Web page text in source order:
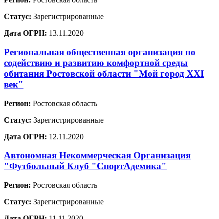
Статус: Зарегистрированные
Дата ОГРН: 13.11.2020
Региональная общественная организация по
содействию и развитию комфортной среды
обитания Ростовской области "Мой город XXI
век"
Регион: Ростовская область
Статус: Зарегистрированные
Дата ОГРН: 12.11.2020
Автономная Некоммерческая Организация
"Футбольный Клуб "СпортАдемика"
Регион: Ростовская область
Статус: Зарегистрированные